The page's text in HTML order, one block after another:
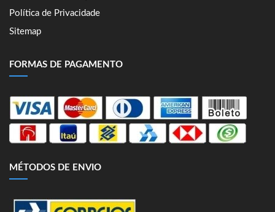
Política de Privacidade
Sitemap
FORMAS DE PAGAMENTO
MÉTODOS DE ENVIO